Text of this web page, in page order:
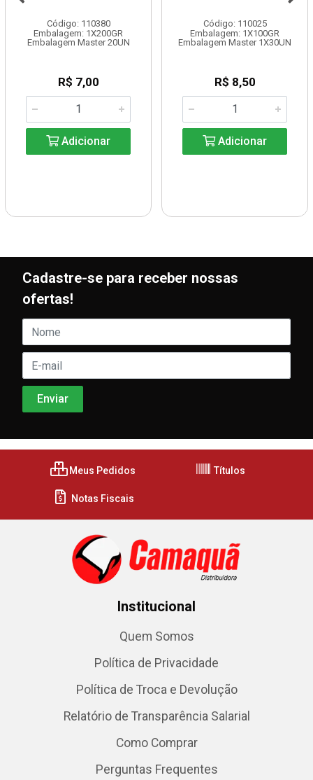
Código: 110380
Embalagem: 1X200GR
Embalagem Master 20UN
R$ 7,00
Adicionar
Código: 110025
Embalagem: 1X100GR
Embalagem Master 1X30UN
R$ 8,50
Adicionar
Cadastre-se para receber nossas
ofertas!
Meus Pedidos Títulos
Notas Fiscais
Institucional
Quem Somos
Política de Privacidade
Política de Troca e Devolução
Relatório de Transparência Salarial
Como Comprar
Perguntas Frequentes